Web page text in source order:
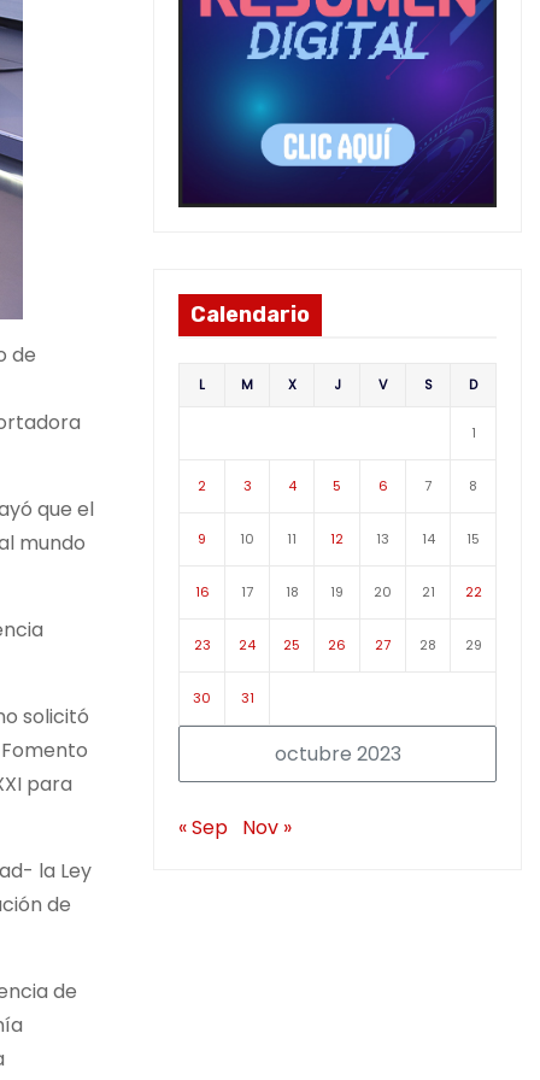
de
que el
mundo
solicitó
para
la Ley
de
de
Calendario
octubre 2023
L M X J V S D
1
2 3 4 5 6 7 8
9 10 11 12 13 14 15
16 17 18 19 20 21 22
23 24 25 26 27 28 29
30 31
« Sep Nov »